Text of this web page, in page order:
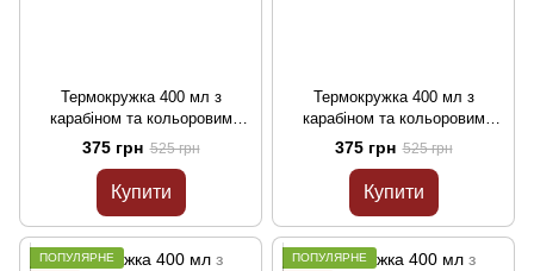
Термокружка 400 мл з
карабіном та кольоровим
термодруком "Сталевий
кордон" (червоний) арт.65701
375 грн 525 грн
Купити
Термокружка 400 мл з
карабіном та кольоровим
термодруком (червоний)
арт.65801
375 грн 525 грн
Купити
ПОПУЛЯРНЕ
ПОПУЛЯРНЕ